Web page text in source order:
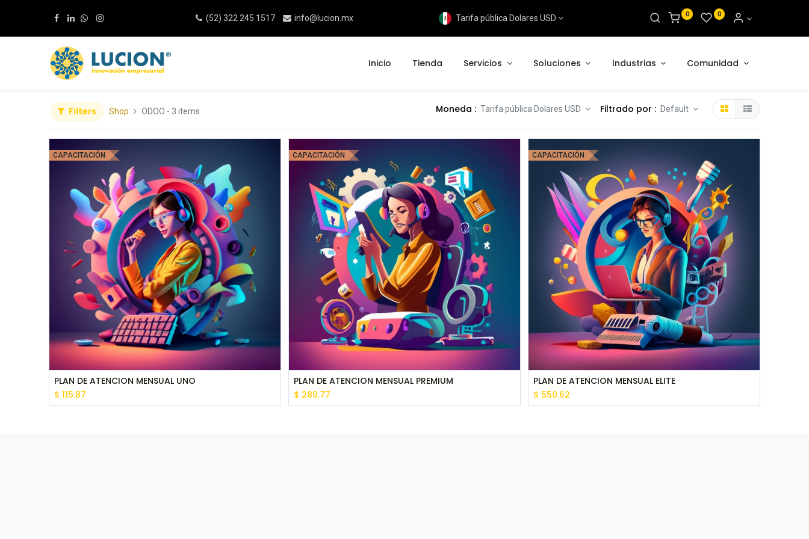
(52) 322 245 1517 info@lucion.mx Tarifa pública Dolares USD 0 0
Inicio Tienda Servicios Soluciones Industrias Comunidad
Filters Shop ODOO - 3 items Moneda : Tarifa pública Dolares USD Filtrado por : Default
PLAN DE ATENCION MENSUAL UNO
$ 115.87
CAPACITACIÓN
PLAN DE ATENCION MENSUAL PREMIUM
$ 289.77
CAPACITACIÓN
PLAN DE ATENCION MENSUAL ELITE
$ 550.62
CAPACITACIÓN